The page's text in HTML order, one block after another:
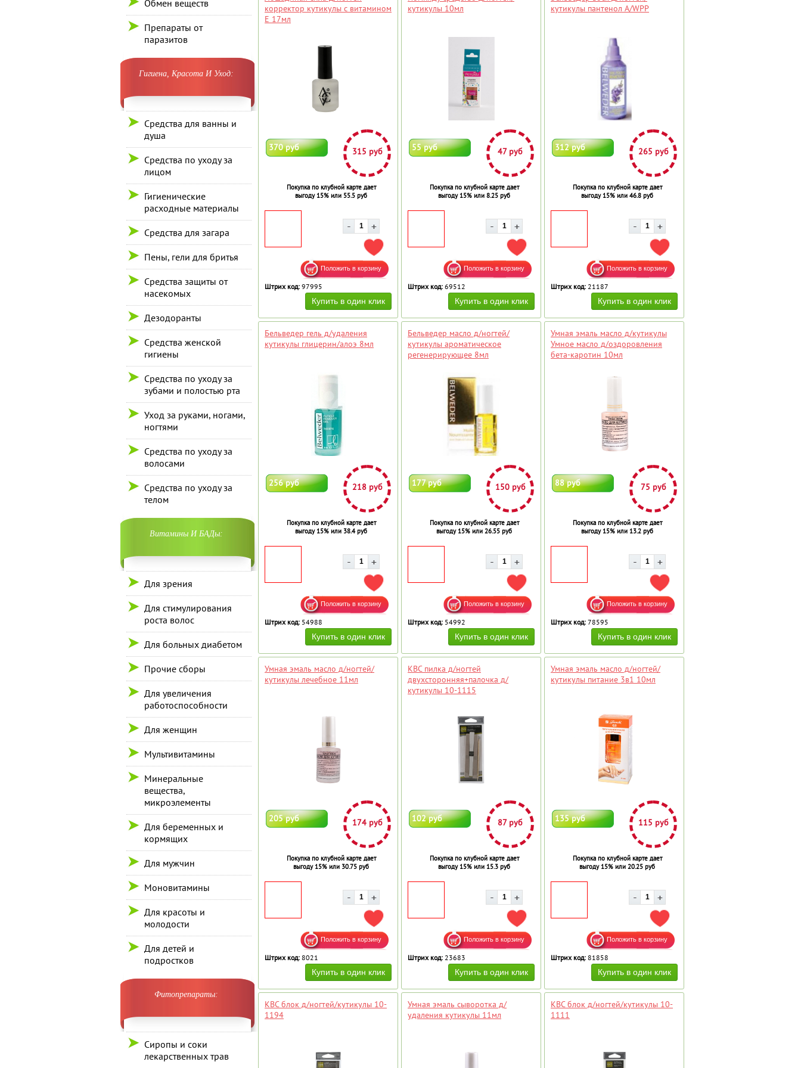
Обмен веществ
Препараты от
паразитов
Гигиена, Красота И Уход:
Средства для ванны и
душа
Средства по уходу за
лицом
Гигиенические
расходные материалы
Средства для загара
Пены, гели для бритья
Средства защиты от
насекомых
Дезодоранты
Средства женской
гигиены
Средства по уходу за
зубами и полостью рта
Уход за руками, ногами,
ногтями
Средства по уходу за
волосами
Средства по уходу за
телом
Витамины И БАДы:
Для зрения
Для стимулирования
роста волос
Для больных диабетом
Прочие сборы
Для увеличения
работоспособности
Для женщин
Мультивитамины
Минеральные
вещества,
микроэлементы
Для беременных и
кормящих
Для мужчин
Моновитамины
Для красоты и
молодости
Для детей и
подростков
Фитопрепараты:
Сиропы и соки
лекарственных трав
корректор кутикулы с витамином
Е 17мл
370 руб 315 руб
Покупка по клубной карте дает
выгоду 15% или 55.5 руб
ДОБАВИТЬ В ИЗБРАННОЕ
Штрих код: 97995
кутикулы 10мл
55 руб 47 руб
Покупка по клубной карте дает
выгоду 15% или 8.25 руб
ДОБАВИТЬ В ИЗБРАННОЕ
Штрих код: 69512
кутикулы пантенол A/WPP
312 руб 265 руб
Покупка по клубной карте дает
выгоду 15% или 46.8 руб
ДОБАВИТЬ В ИЗБРАННОЕ
Штрих код: 21187
Бельведер гель д/удаления
кутикулы глицерин/алоэ 8мл
256 руб 218 руб
Покупка по клубной карте дает
выгоду 15% или 38.4 руб
ДОБАВИТЬ В ИЗБРАННОЕ
Штрих код: 54988
Бельведер масло д/ногтей/
кутикулы ароматическое
регенерирующее 8мл
177 руб 150 руб
Покупка по клубной карте дает
выгоду 15% или 26.55 руб
ДОБАВИТЬ В ИЗБРАННОЕ
Штрих код: 54992
Умная эмаль масло д/кутикулы
Умное масло д/оздоровления
бета-каротин 10мл
88 руб 75 руб
Покупка по клубной карте дает
выгоду 15% или 13.2 руб
ДОБАВИТЬ В ИЗБРАННОЕ
Штрих код: 78595
Умная эмаль масло д/ногтей/
кутикулы лечебное 11мл
205 руб 174 руб
Покупка по клубной карте дает
выгоду 15% или 30.75 руб
ДОБАВИТЬ В ИЗБРАННОЕ
Штрих код: 8021
КВС пилка д/ногтей
двухсторонняя+палочка д/
кутикулы 10-1115
102 руб 87 руб
Покупка по клубной карте дает
выгоду 15% или 15.3 руб
ДОБАВИТЬ В ИЗБРАННОЕ
Штрих код: 23683
Умная эмаль масло д/ногтей/
кутикулы питание 3в1 10мл
135 руб 115 руб
Покупка по клубной карте дает
выгоду 15% или 20.25 руб
ДОБАВИТЬ В ИЗБРАННОЕ
Штрих код: 81858
КВС блок д/ногтей/кутикулы 10-
1194
Умная эмаль сыворотка д/
удаления кутикулы 11мл
КВС блок д/ногтей/кутикулы 10-
1111